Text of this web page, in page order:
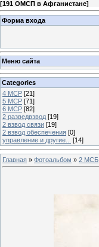
[191 ОМСП в Афганистане]
Форма входа
Меню сайта
Categories
4 МСР [21]
5 МСР [71]
6 МСР [82]
2 разведвзвод [19]
2 взвод связи [19]
2 взвод обеспечения [0]
управление и другие...
[14]
Главная » Фотоальбом » 2 МСБ